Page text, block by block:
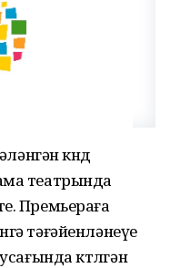
көндө
театрында
Премьераға
тәғәйенләнеүе
көтөлгән